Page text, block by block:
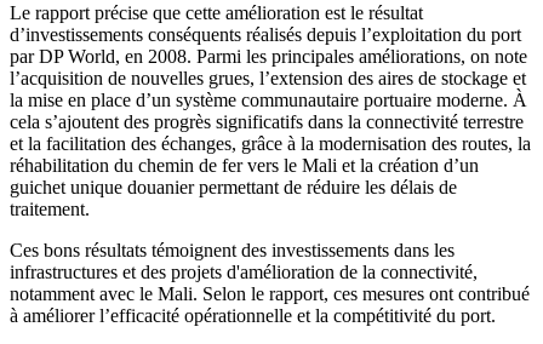
Le rapport précise que cette amélioration est le résultat
d’investissements conséquents réalisés depuis l’exploitation du port
par DP World, en 2008. Parmi les principales améliorations, on note
l’acquisition de nouvelles grues, l’extension des aires de stockage et
la mise en place d’un système communautaire portuaire moderne. À
cela s’ajoutent des progrès significatifs dans la connectivité terrestre
et la facilitation des échanges, grâce à la modernisation des routes, la
réhabilitation du chemin de fer vers le Mali et la création d’un
guichet unique douanier permettant de réduire les délais de
traitement.
Ces bons résultats témoignent des investissements dans les
infrastructures et des projets d'amélioration de la connectivité,
notamment avec le Mali. Selon le rapport, ces mesures ont contribué
à améliorer l’efficacité opérationnelle et la compétitivité du port.